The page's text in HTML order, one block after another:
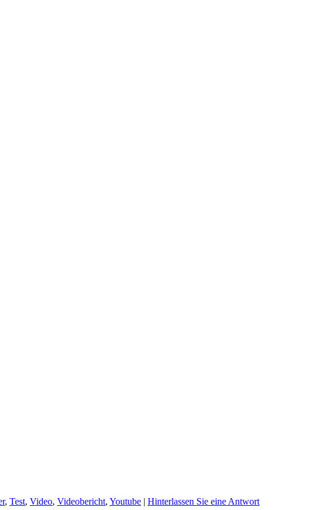
, Test, Video, Videobericht, Youtube | Hinterlassen Sie eine Antwort